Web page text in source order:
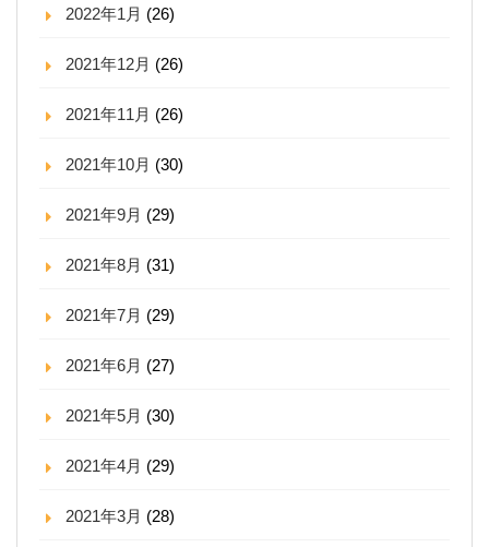
2022年1月 (26)
2021年12月 (26)
2021年11月 (26)
2021年10月 (30)
2021年9月 (29)
2021年8月 (31)
2021年7月 (29)
2021年6月 (27)
2021年5月 (30)
2021年4月 (29)
2021年3月 (28)